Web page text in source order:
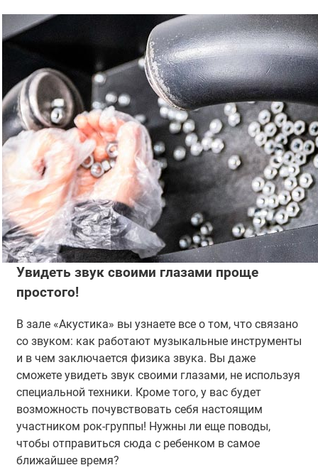
Увидеть звук своими глазами проще
простого!
В зале «Акустика» вы узнаете все о том, что связано
со звуком: как работают музыкальные инструменты
и в чем заключается физика звука. Вы даже
сможете увидеть звук своими глазами, не используя
специальной техники. Кроме того, у вас будет
возможность почувствовать себя настоящим
участником рок-группы! Нужны ли еще поводы,
чтобы отправиться сюда с ребенком в самое
ближайшее время?